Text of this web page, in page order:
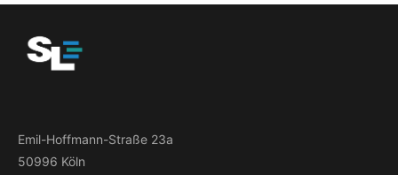
Emil-Hoffmann-Straße 23a
50996 Köln